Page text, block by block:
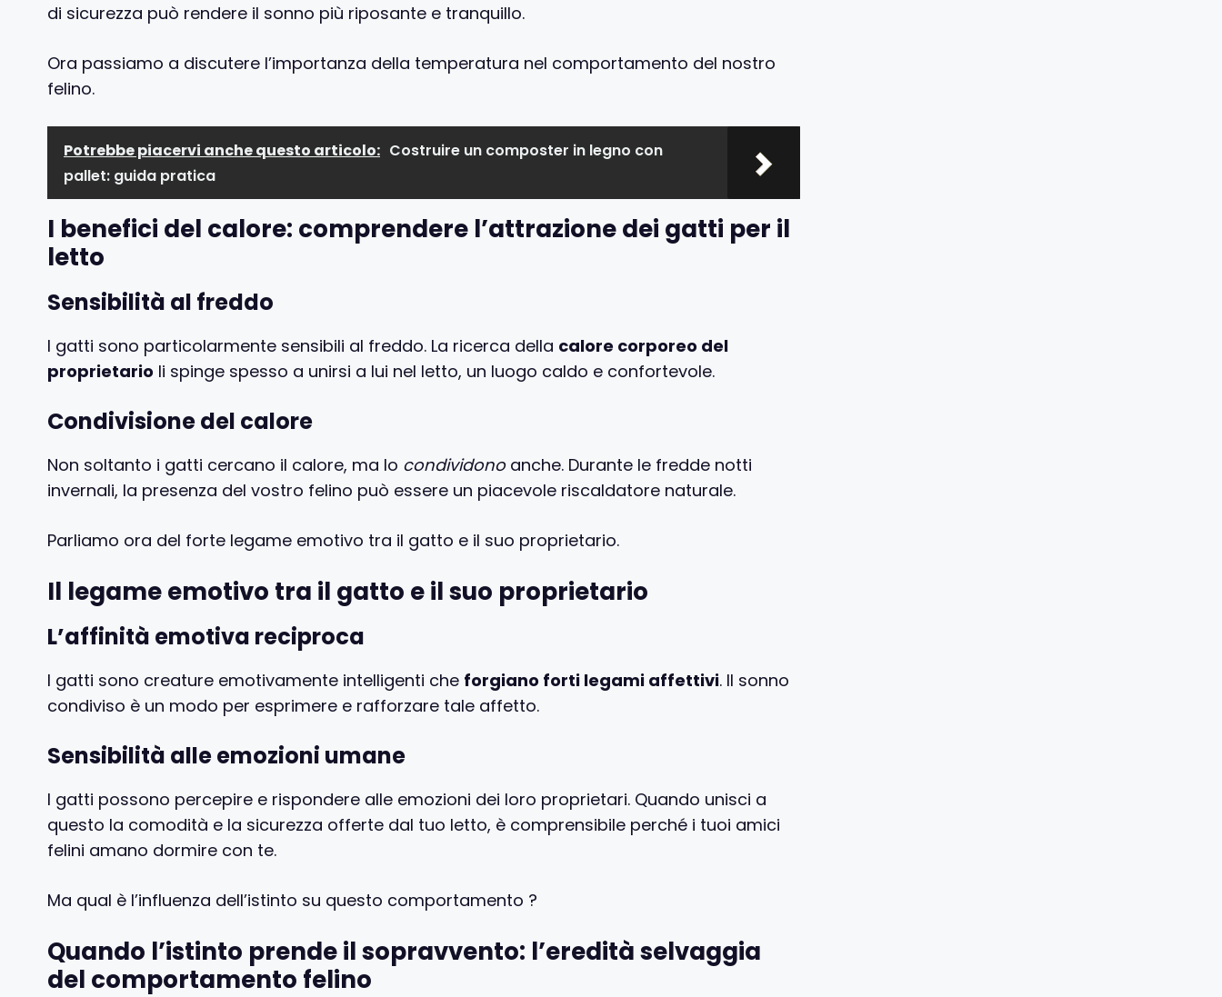
di sicurezza può rendere il sonno più riposante e tranquillo.
Ora passiamo a discutere l’importanza della temperatura nel comportamento del nostro
felino.
Potrebbe piacervi anche questo articolo: Costruire un composter in legno con
pallet: guida pratica
I benefici del calore: comprendere l’attrazione dei gatti per il
letto
Sensibilità al freddo
I gatti sono particolarmente sensibili al freddo. La ricerca della calore corporeo del
proprietario li spinge spesso a unirsi a lui nel letto, un luogo caldo e confortevole.
Condivisione del calore
Non soltanto i gatti cercano il calore, ma lo condividonoanche. Durante le fredde notti
invernali, la presenza del vostro felino può essere un piacevole riscaldatore naturale.
Parliamo ora del forte legame emotivo tra il gatto e il suo proprietario.
Il legame emotivo tra il gatto e il suo proprietario
L’affinità emotiva reciproca
I gatti sono creature emotivamente intelligenti che forgiano forti legami affettivi. Il sonno
condiviso è un modo per esprimere e rafforzare tale affetto.
Sensibilità alle emozioni umane
I gatti possono percepire e rispondere alle emozioni dei loro proprietari. Quando unisci a
questo la comodità e la sicurezza offerte dal tuo letto, è comprensibile perché i tuoi amici
felini amano dormire con te.
Ma qual è l’influenza dell’istinto su questo comportamento ?
Quando l’istinto prende il sopravvento: l’eredità selvaggia
del comportamento felino